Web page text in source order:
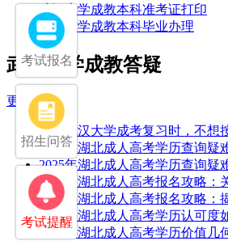
武汉大学成教本科准考证打印
武汉大学成教本科毕业办理
武汉大学成教答疑
更多>>
25年武汉大学成考复习时，不想
2025年湖北成人高考学历查询疑
2025年湖北成人高考学历查询疑
2025年湖北成人高考报名攻略：
2025年湖北成人高考报名攻略：
2025年湖北成人高考学历认可度
2025年湖北成人高考学历价值几
考试报名
招生问答
考试提醒